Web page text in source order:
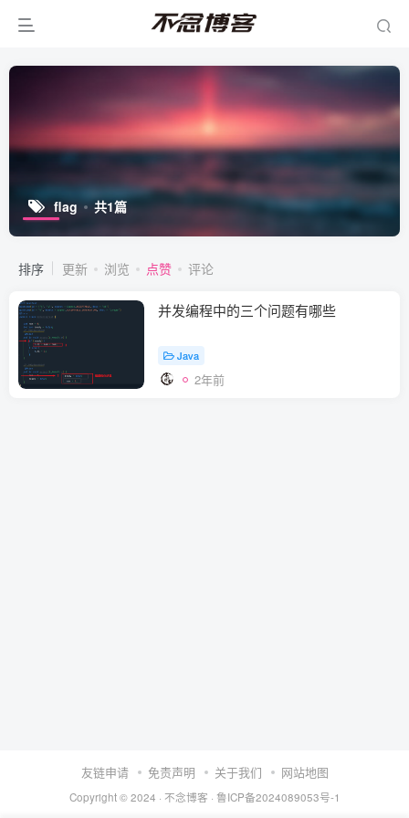
flag 共1篇
排序 更新 浏览 点赞 评论
并发编程中的三个问题有哪些
Java
2年前
友链申请 免责声明 关于我们 网站地图
Copyright © 2024 · 不念博客 · 鲁ICP备2024089053号-1